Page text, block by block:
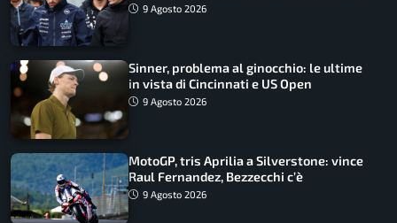
9 Agosto 2026
Sinner, problema al ginocchio: le ultime
in vista di Cincinnati e US Open
9 Agosto 2026
MotoGP, tris Aprilia a Silverstone: vince
Raul Fernandez, Bezzecchi c’è
9 Agosto 2026